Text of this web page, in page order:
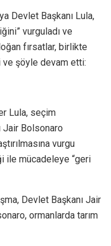
Devlet Başkanı Lula,
vurguladı ve
fırsatlar, birlikte
şöyle devam etti:
Lula, seçim
Jair Bolsonaro
vurgu
ile mücadeleye “geri
Devlet Başkanı Jair
ormanlarda tarım